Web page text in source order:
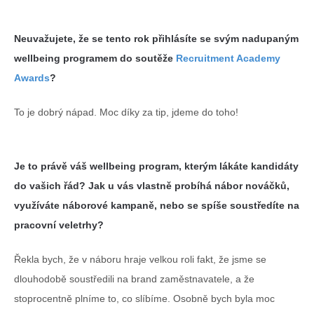
Neuvažujete, že se tento rok přihlásíte se svým nadupaným
wellbeing programem do soutěže Recruitment Academy
Awards?
To je dobrý nápad. Moc díky za tip, jdeme do toho!
Je to právě váš wellbeing program, kterým lákáte kandidáty
do vašich řád? Jak u vás vlastně probíhá nábor nováčků,
využíváte náborové kampaně, nebo se spíše soustředíte na
pracovní veletrhy?
Řekla bych, že v náboru hraje velkou roli fakt, že jsme se
dlouhodobě soustředili na brand zaměstnavatele, a že
stoprocentně plníme to, co slíbíme. Osobně bych byla moc